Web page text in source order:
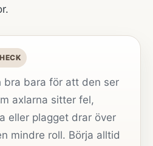
bra bara för att den ser
axlarna sitter fel,
eller plagget drar över
mindre roll. Börja alltid